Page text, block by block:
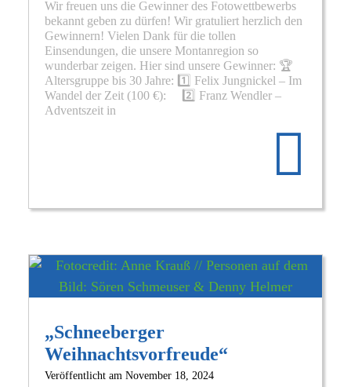
Wir freuen uns die Gewinner des Fotowettbewerbs
bekannt geben zu dürfen! Wir gratuliert herzlich den
Gewinnern! Vielen Dank für die tollen
Einsendungen, die unsere Montanregion so
wunderbar zeigen. Hier sind unsere Gewinner: 🏆
Altersgruppe bis 30 Jahre: 1️⃣ Felix Jungnickel – Im
Wandel der Zeit (100 €): 2️⃣ Franz Wendler –
Adventszeit in
des
„Schneeberger
Weihnachtsvorfreude“
Veröffentlicht am November 18, 2024